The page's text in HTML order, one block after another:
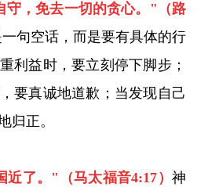
，免去一切的贪心。 " （路
句空话，而是要有具体的行
利益时，要立刻停下脚步；
要真诚地道歉；当发现自己
归正。
了。 " （马太福音4:17）神